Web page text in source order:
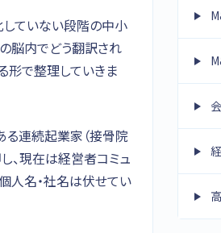
ていない段階の中小
脳内でどう翻訳され
形で整理していきま
る連続起業家（接骨院
、現在は経営者コミュ
人名・社名は伏せてい